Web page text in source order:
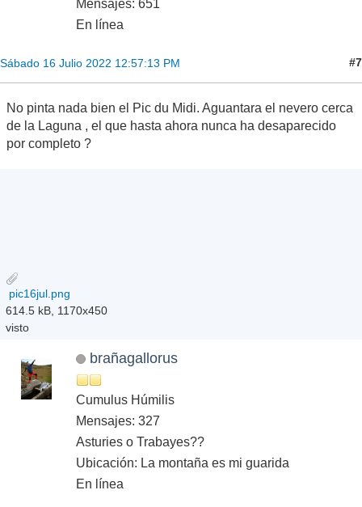
Mensajes: 651
En línea
Sábado 16 Julio 2022 12:57:13 PM #7
No pinta nada bien el Pic du Midi. Aguantara el nevero cerca
de la Laguna , el que hasta ahora nunca ha desaparecido
por completo ?
pic16jul.png
614.5 kB, 1170x450
visto
brañagallorus
Cumulus Húmilis
Mensajes: 327
Asturies o Trabayes??
Ubicación: La montaña es mi guarida
En línea